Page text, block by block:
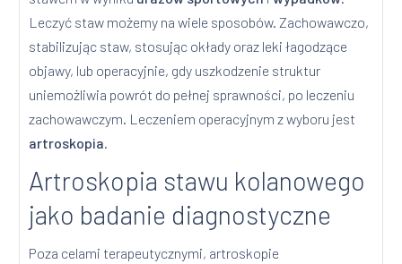
Leczyć staw możemy na wiele sposobów. Zachowawczo,
stabilizując staw, stosując okłady oraz leki łagodzące
objawy, lub operacyjnie, gdy uszkodzenie struktur
uniemożliwia powrót do pełnej sprawności, po leczeniu
zachowawczym. Leczeniem operacyjnym z wyboru jest
artroskopia
Artroskopia stawu kolanowego
jako badanie diagnostyczne
Poza celami terapeutycznymi, artroskopie